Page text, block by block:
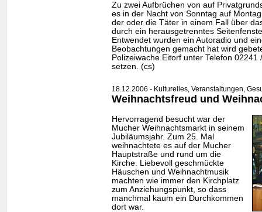
Zu zwei Aufbrüchen von auf
es in der Nacht von Sonntag auf
der oder die Täter in einem Fall über
durch ein herausgetrenntes
Entwendet wurden ein Autoradio und
Beobachtungen gemacht hat wird
Polizeiwache Eitorf unter Telefon
setzen. (cs)
18.12.2006 - Kulturelles, Veranstaltungen,
Weihnachtsfreud und
Hervorragend besucht war der
Mucher Weihnachtsmarkt in seinem
Jubiläumsjahr. Zum 25. Mal
weihnachtete es auf der Mucher
Hauptstraße und rund um die
Kirche. Liebevoll geschmückte
Häuschen und Weihnachtmusik
machten wie immer den Kirchplatz
zum Anziehungspunkt, so dass
manchmal kaum ein Durchkommen
dort war.